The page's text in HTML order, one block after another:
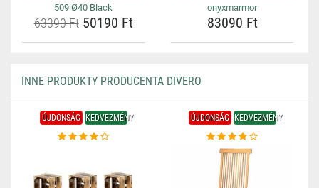
509 Ø40 Black
63390 Ft50190 Ft
onyxmarmor
83090 Ft
INNE PRODUKTY PRODUCENTA DIVERO
ÚJDONSÁG KEDVEZMÉNY ÚJDONSÁG KEDVEZMÉNY